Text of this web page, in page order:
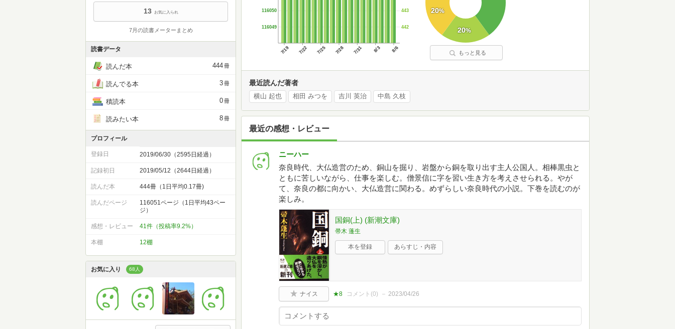
7/19 7/22 7/25 7/28 7/31 8/3 8/6
116049
116050
442
443
20%
20%
もっと見る
最近読んだ著者
横山 起也 相田 みつを 吉川 英治 中島 久枝
最近の感想・レビュー
ニーハー
奈良時代、大仏造営のため、銅山を掘り、岩盤から銅を取り出す主人公国人。相棒黒虫と
ともに苦しいながら、仕事を楽しむ。僧景信に字を習い生き方を考えさせられる。やが
て、奈良の都に向かい、大仏造営に関わる。めずらしい奈良時代の小説。下巻を読むのが
楽しみ。
国銅(上) (新潮文庫)
帚木 蓬生
本を登録 あらすじ・内容
ナイス ★8 コメント(0) 2023/04/26
13 お気に入られ
7月の読書メーターまとめ
読書データ
読んだ本 444冊
読んでる本 3冊
積読本 0冊
読みたい本 8冊
プロフィール
登録日 2019/06/30（2595日経過）
記録初日 2019/05/12（2644日経過）
読んだ本 444冊（1日平均0.17冊)
読んだページ
116051ページ（1日平均43ペー
ジ）
感想・レビュー 41件（投稿率9.2%）
本棚 12棚
お気に入り 68人